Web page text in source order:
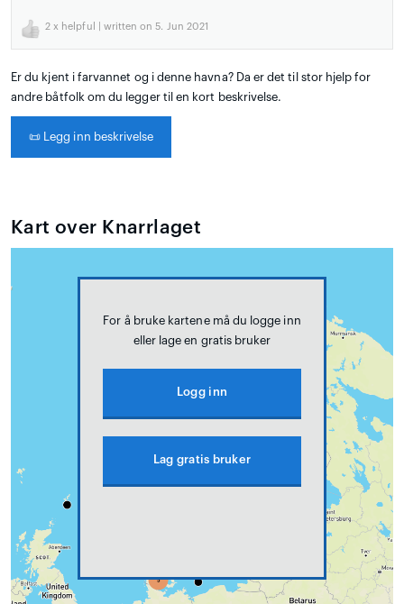
2 x helpful | written on 5. Jun 2021
Er du kjent i farvannet og i denne havna? Da er det til stor hjelp for
andre båtfolk om du legger til en kort beskrivelse.
📜 Legg inn beskrivelse
Kart over Knarrlaget
For å bruke kartene må du logge inn
eller lage en gratis bruker
Logg inn
Lag gratis bruker